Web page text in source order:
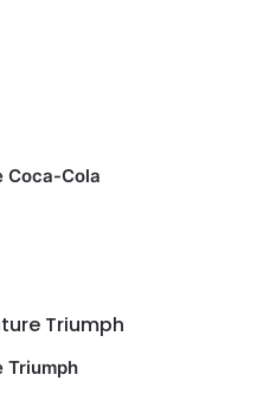
Coca-Cola
Triumph